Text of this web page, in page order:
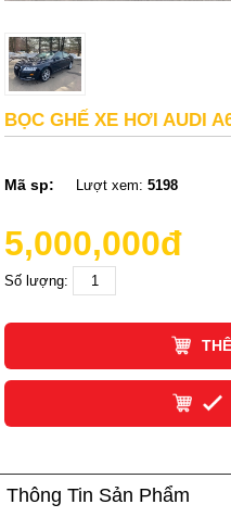
BỌC GHẾ XE HƠI AUDI
Mã sp: Lượt xem:5198
5,000,000đ
Số lượng:
Thông Tin Sản Phẩm